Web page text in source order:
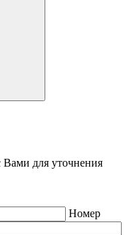
для уточнения
Номер